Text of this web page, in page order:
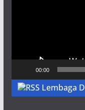
00:00
Lembaga